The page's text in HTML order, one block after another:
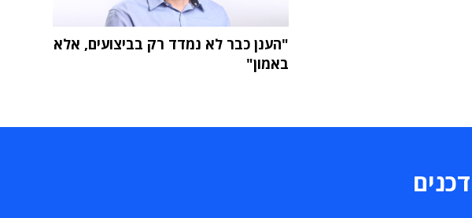
"הענן כבר לא נמדד רק בביצועים, אלא
באמון"